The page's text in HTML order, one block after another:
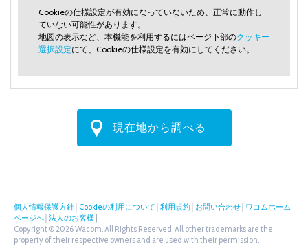
Cookieの仕様設定が有効になっていないため、正常に動作し
ていない可能性があります。
地図の表示など、本機能を利用するにはページ下部のクッキー
選択設定にて、Cookieの仕様設定を有効にしてください。
現在地から調べる
個人情報保護方針 Cookieの利用について 利用規約 お問い合わせ ワコムホーム
ページへ 法人のお客様
Copyright © 2026 Wacom. All Rights Reserved. All other trademarks are the
property of their respective owners and are used with their permission.